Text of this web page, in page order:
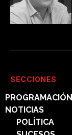
SECCIONES
PROGRAMACIÓN
NOTICIAS
POLÍTICA